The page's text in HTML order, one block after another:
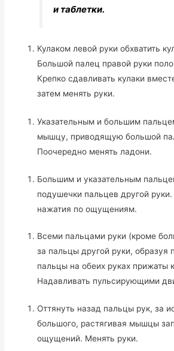
и таблетки.
Кулаком левой руки обхватить
Большой палец правой руки
Крепко сдавливать кулаки
затем менять руки.
Указательным и большим
мышцу, приводящую большой
Поочередно менять ладони.
Большим и указательным
подушечки пальцев другой
нажатия по ощущениям.
Всеми пальцами руки (кроме
за пальцы другой руки, образуя
пальцы на обеих руках прижаты
Надавливать пульсирующими
Оттянуть назад пальцы рук, за
большого, растягивая мышцы
ощущений. Менять руки.